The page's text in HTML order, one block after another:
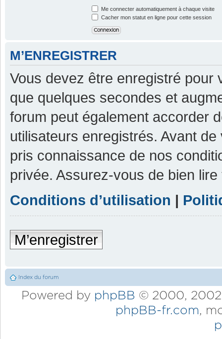
Me connecter automatiquement à chaque visite
Cacher mon statut en ligne pour cette session
M’ENREGISTRER
Vous devez être enregistré pour
que quelques secondes et
forum peut également accorder
utilisateurs enregistrés. Avant
pris connaissance de nos
privée. Assurez-vous de bien
Conditions d’utilisation |
M’enregistrer
Index du forum
Powered by phpBB © 2000,
phpBB-fr.com,